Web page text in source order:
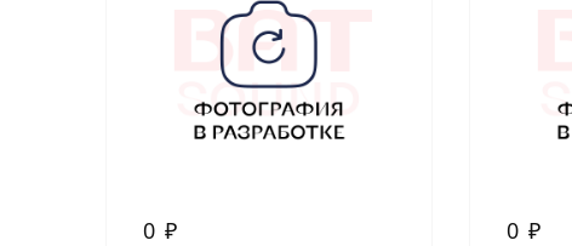
0 ₽ 0 ₽